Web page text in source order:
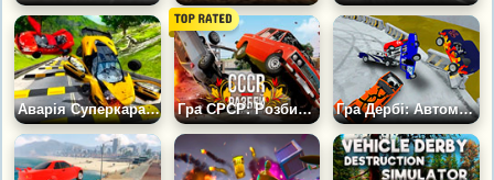
Аварія Суперкара 3Д Гра СРСР: Розбий Радянську Машину Гра Дербі: Автомобільний Беззаконня